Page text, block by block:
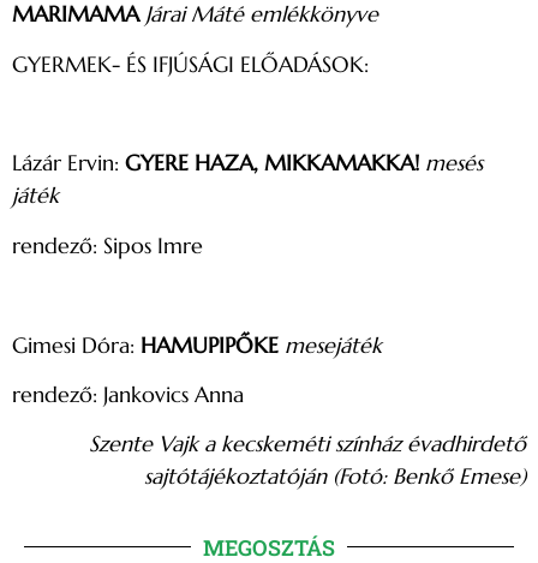
MARIMAMAJárai Máté emlékkönyve
GYERMEK- ÉS IFJÚSÁGI ELŐADÁSOK:
Lázár Ervin: GYERE HAZA, MIKKAMAKKA! mesés
játék
rendező: Sipos Imre
Gimesi Dóra: HAMUPIPŐKE mesejáték
rendező: Jankovics Anna
Szente Vajk a kecskeméti színház évadhirdető
sajtótájékoztatóján (Fotó: Benkő Emese)
MEGOSZTÁS